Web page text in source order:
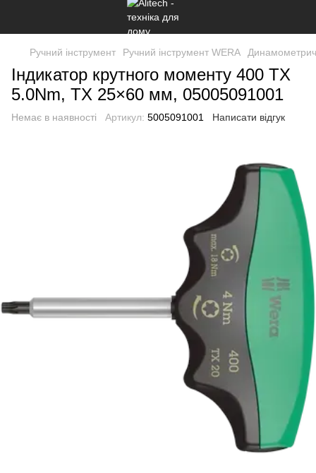
Ручний інструмент Ручний інструмент WERA
Індикатор крутного моменту 400 TX
5.0Nm, TX 25×60 мм, 05005091001
Немає в наявності Артикул: 5005091001 Написати відгук